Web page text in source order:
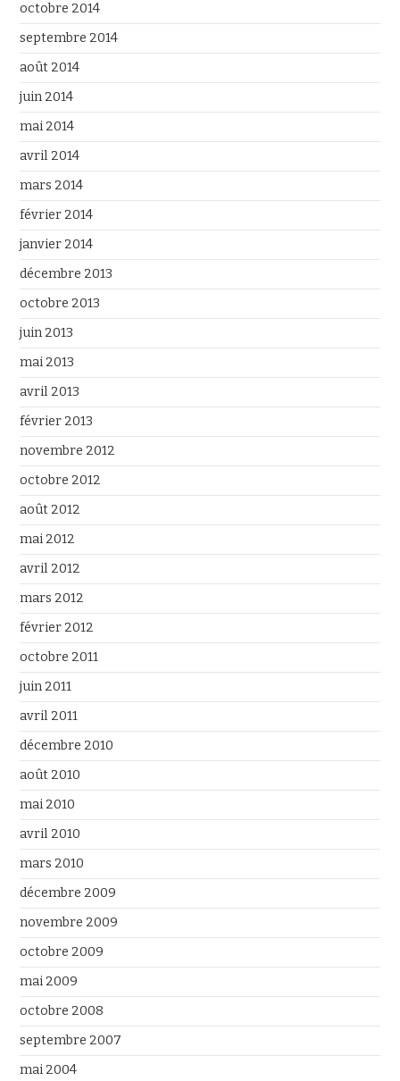
octobre 2014
septembre 2014
août 2014
juin 2014
mai 2014
avril 2014
mars 2014
février 2014
janvier 2014
décembre 2013
octobre 2013
juin 2013
mai 2013
avril 2013
février 2013
novembre 2012
octobre 2012
août 2012
mai 2012
avril 2012
mars 2012
février 2012
octobre 2011
juin 2011
avril 2011
décembre 2010
août 2010
mai 2010
avril 2010
mars 2010
décembre 2009
novembre 2009
octobre 2009
mai 2009
octobre 2008
septembre 2007
mai 2004